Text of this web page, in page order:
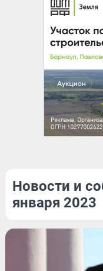
Новости и
января 2023